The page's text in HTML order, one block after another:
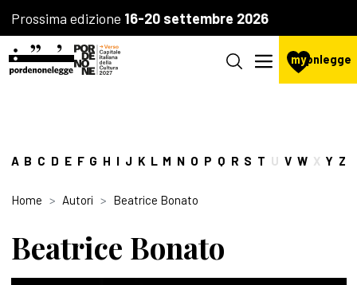
Prossima edizione 16-20 settembre 2026
mypnlegge
A B C D E F G H I J K L M N O P Q R S T U V W X Y Z
Home Autori Beatrice Bonato
Beatrice Bonato